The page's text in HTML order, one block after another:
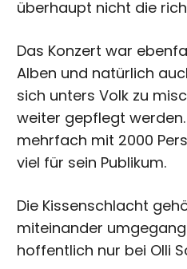
überhaupt nicht die
Das Konzert war
Alben und natürlich
sich unters Volk zu
weiter gepflegt
mehrfach mit 2000
viel für sein Publikum.
Die Kissenschlacht
miteinander
hoffentlich nur bei Olli